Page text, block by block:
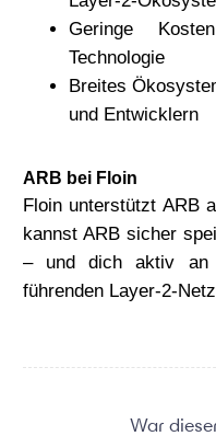
Geringe
Technologie
Breites
und Entwicklern
ARB bei Floin
Floin unterstützt ARB
kannst ARB sicher
– und dich aktiv an
führenden Layer-2-
War